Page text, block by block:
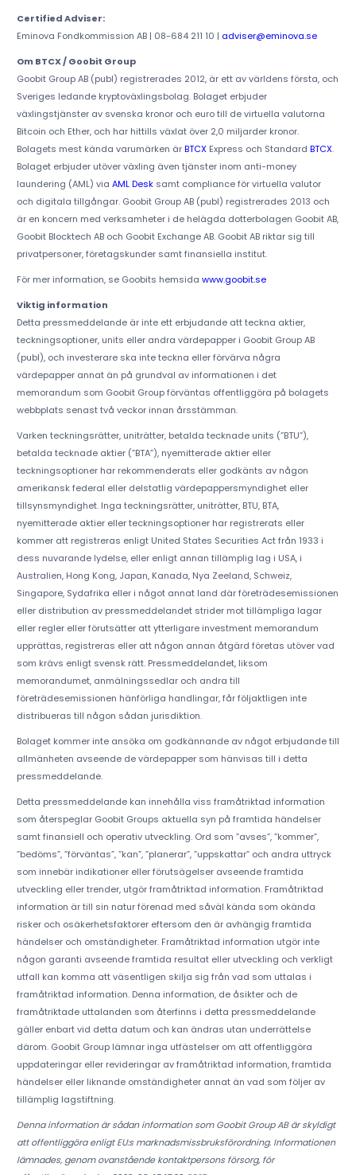
Certified Adviser:
Eminova Fondkommission AB | 08-684 211 10 | adviser@eminova.se
Om BTCX / Goobit Group
Goobit Group AB (publ) registrerades 2012, är ett av världens första, och
Sveriges ledande kryptoväxlingsbolag. Bolaget erbjuder
växlingstjänster av svenska kronor och euro till de virtuella valutorna
Bitcoin och Ether, och har hittills växlat över 2,0 miljarder kronor.
Bolagets mest kända varumärken ärBTCXExpress och Standard BTCX.
Bolaget erbjuder utöver växling även tjänster inom anti-money
laundering (AML) via AML Desksamt compliance för virtuella valutor
och digitala tillgångar. Goobit Group AB (publ) registrerades 2013 och
är en koncern med verksamheter i de helägda dotterbolagen Goobit AB,
Goobit Blocktech AB och Goobit Exchange AB. Goobit AB riktar sig till
privatpersoner, företagskunder samt finansiella institut.
För mer information, se Goobits hemsida www.goobit.se
Viktig information
Detta pressmeddelande är inte ett erbjudande att teckna aktier,
teckningsoptioner, units eller andra värdepapper i Goobit Group AB
(publ), och investerare ska inte teckna eller förvärva några
värdepapper annat än på grundval av informationen i det
memorandum som Goobit Group förväntas offentliggöra på bolagets
webbplats senast två veckor innan årsstämman.
Varken teckningsrätter, uniträtter, betalda tecknade units (”BTU”),
betalda tecknade aktier (”BTA”), nyemitterade aktier eller
teckningsoptioner har rekommenderats eller godkänts av någon
amerikansk federal eller delstatlig värdepappersmyndighet eller
tillsynsmyndighet. Inga teckningsrätter, uniträtter, BTU, BTA,
nyemitterade aktier eller teckningsoptioner har registrerats eller
kommer att registreras enligt United States Securities Act från 1933 i
dess nuvarande lydelse, eller enligt annan tillämplig lag i USA, i
Australien, Hong Kong, Japan, Kanada, Nya Zeeland, Schweiz,
Singapore, Sydafrika eller i något annat land där företrädesemissionen
eller distribution av pressmeddelandet strider mot tillämpliga lagar
eller regler eller förutsätter att ytterligare investment memorandum
upprättas, registreras eller att någon annan åtgärd företas utöver vad
som krävs enligt svensk rätt. Pressmeddelandet, liksom
memorandumet, anmälningssedlar och andra till
företrädesemissionen hänförliga handlingar, får följaktligen inte
distribueras till någon sådan jurisdiktion.
Bolaget kommer inte ansöka om godkännande av något erbjudande till
allmänheten avseende de värdepapper som hänvisas till i detta
pressmeddelande.
Detta pressmeddelande kan innehålla viss framåtriktad information
som återspeglar Goobit Groups aktuella syn på framtida händelser
samt finansiell och operativ utveckling. Ord som ”avses”, ”kommer”,
”bedöms”, ”förväntas”, ”kan”, ”planerar”, ”uppskattar” och andra uttryck
som innebär indikationer eller förutsägelser avseende framtida
utveckling eller trender, utgör framåtriktad information. Framåtriktad
information är till sin natur förenad med såväl kända som okända
risker och osäkerhetsfaktorer eftersom den är avhängig framtida
händelser och omständigheter. Framåtriktad information utgör inte
någon garanti avseende framtida resultat eller utveckling och verkligt
utfall kan komma att väsentligen skilja sig från vad som uttalas i
framåtriktad information. Denna information, de åsikter och de
framåtriktade uttalanden som återfinns i detta pressmeddelande
gäller enbart vid detta datum och kan ändras utan underrättelse
därom. Goobit Group lämnar inga utfästelser om att offentliggöra
uppdateringar eller revideringar av framåtriktad information, framtida
händelser eller liknande omständigheter annat än vad som följer av
tillämplig lagstiftning.
Denna information är sådan information som Goobit Group AB är skyldigt
att offentliggöra enligt EU:s marknadsmissbruksförordning. Informationen
lämnades, genom ovanstående kontaktpersons försorg, för